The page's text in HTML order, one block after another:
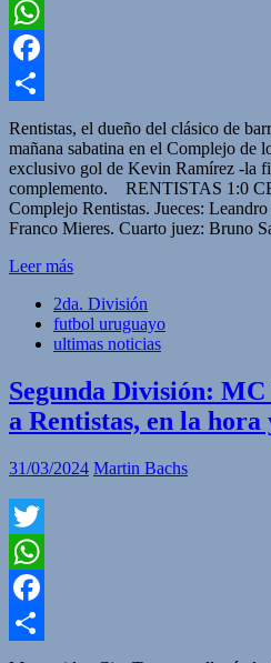
Twitter
WhatsApp
Facebook
Compartir
Rentistas, el dueño del clásico de
mañana sabatina en el Complejo de
exclusivo gol de Kevin Ramírez -la
complemento. RENTISTAS 1:0
Complejo Rentistas. Jueces:
Franco Mieres. Cuarto juez: Bruno
Leer más
2da. División
futbol uruguayo
ultimas noticias
Segunda División:
a Rentistas, en la hora
31/03/2024 Martin Bachs
Twitter
WhatsApp
Facebook
Compartir